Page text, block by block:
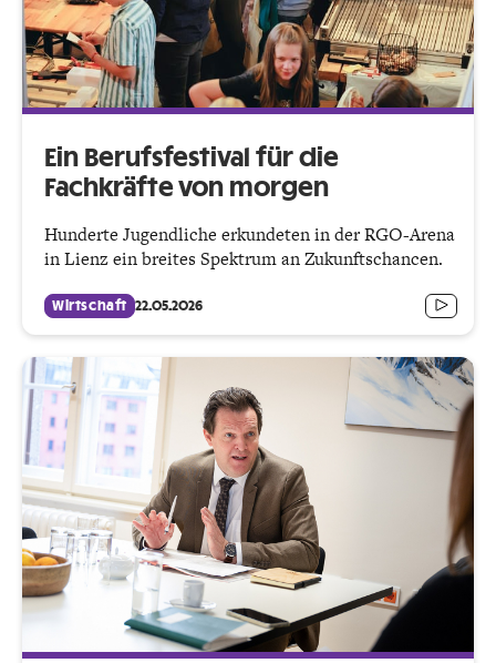
Ein Berufsfestival für die
Fachkräfte von morgen
Hunderte Jugendliche erkundeten in der RGO-Arena
in Lienz ein breites Spektrum an Zukunftschancen.
Wirtschaft 22.05.2026